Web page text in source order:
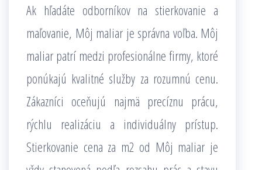
Ak hľadáte odborníkov na stierkovanie a
maľovanie, Môj maliar je správna voľba. Môj
maliar patrí medzi profesionálne firmy, ktoré
ponúkajú kvalitné služby za rozumnú cenu.
Zákazníci oceňujú najmä precíznu prácu,
rýchlu realizáciu a individuálny prístup.
Stierkovanie cena za m2 od Môj maliar je